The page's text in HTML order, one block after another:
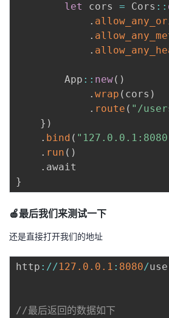
let
cors = Cors : :
.
.
.
        App
: : new( )
. wrap ( cors )
. route ( "/
} )
. bind (
. run ( )
.
}
🍎最后我们来测试一下
还是直接打开我们的地址
http : //127.0 .0 .1 : 8080/
//最后返回的数据如下